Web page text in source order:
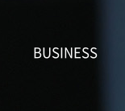
BUSINESS